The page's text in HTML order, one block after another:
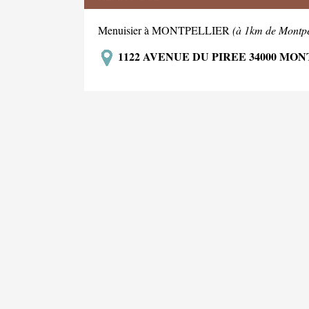
Menuisier à MONTPELLIER (à 1km de
1122 AVENUE DU PIREE 34000